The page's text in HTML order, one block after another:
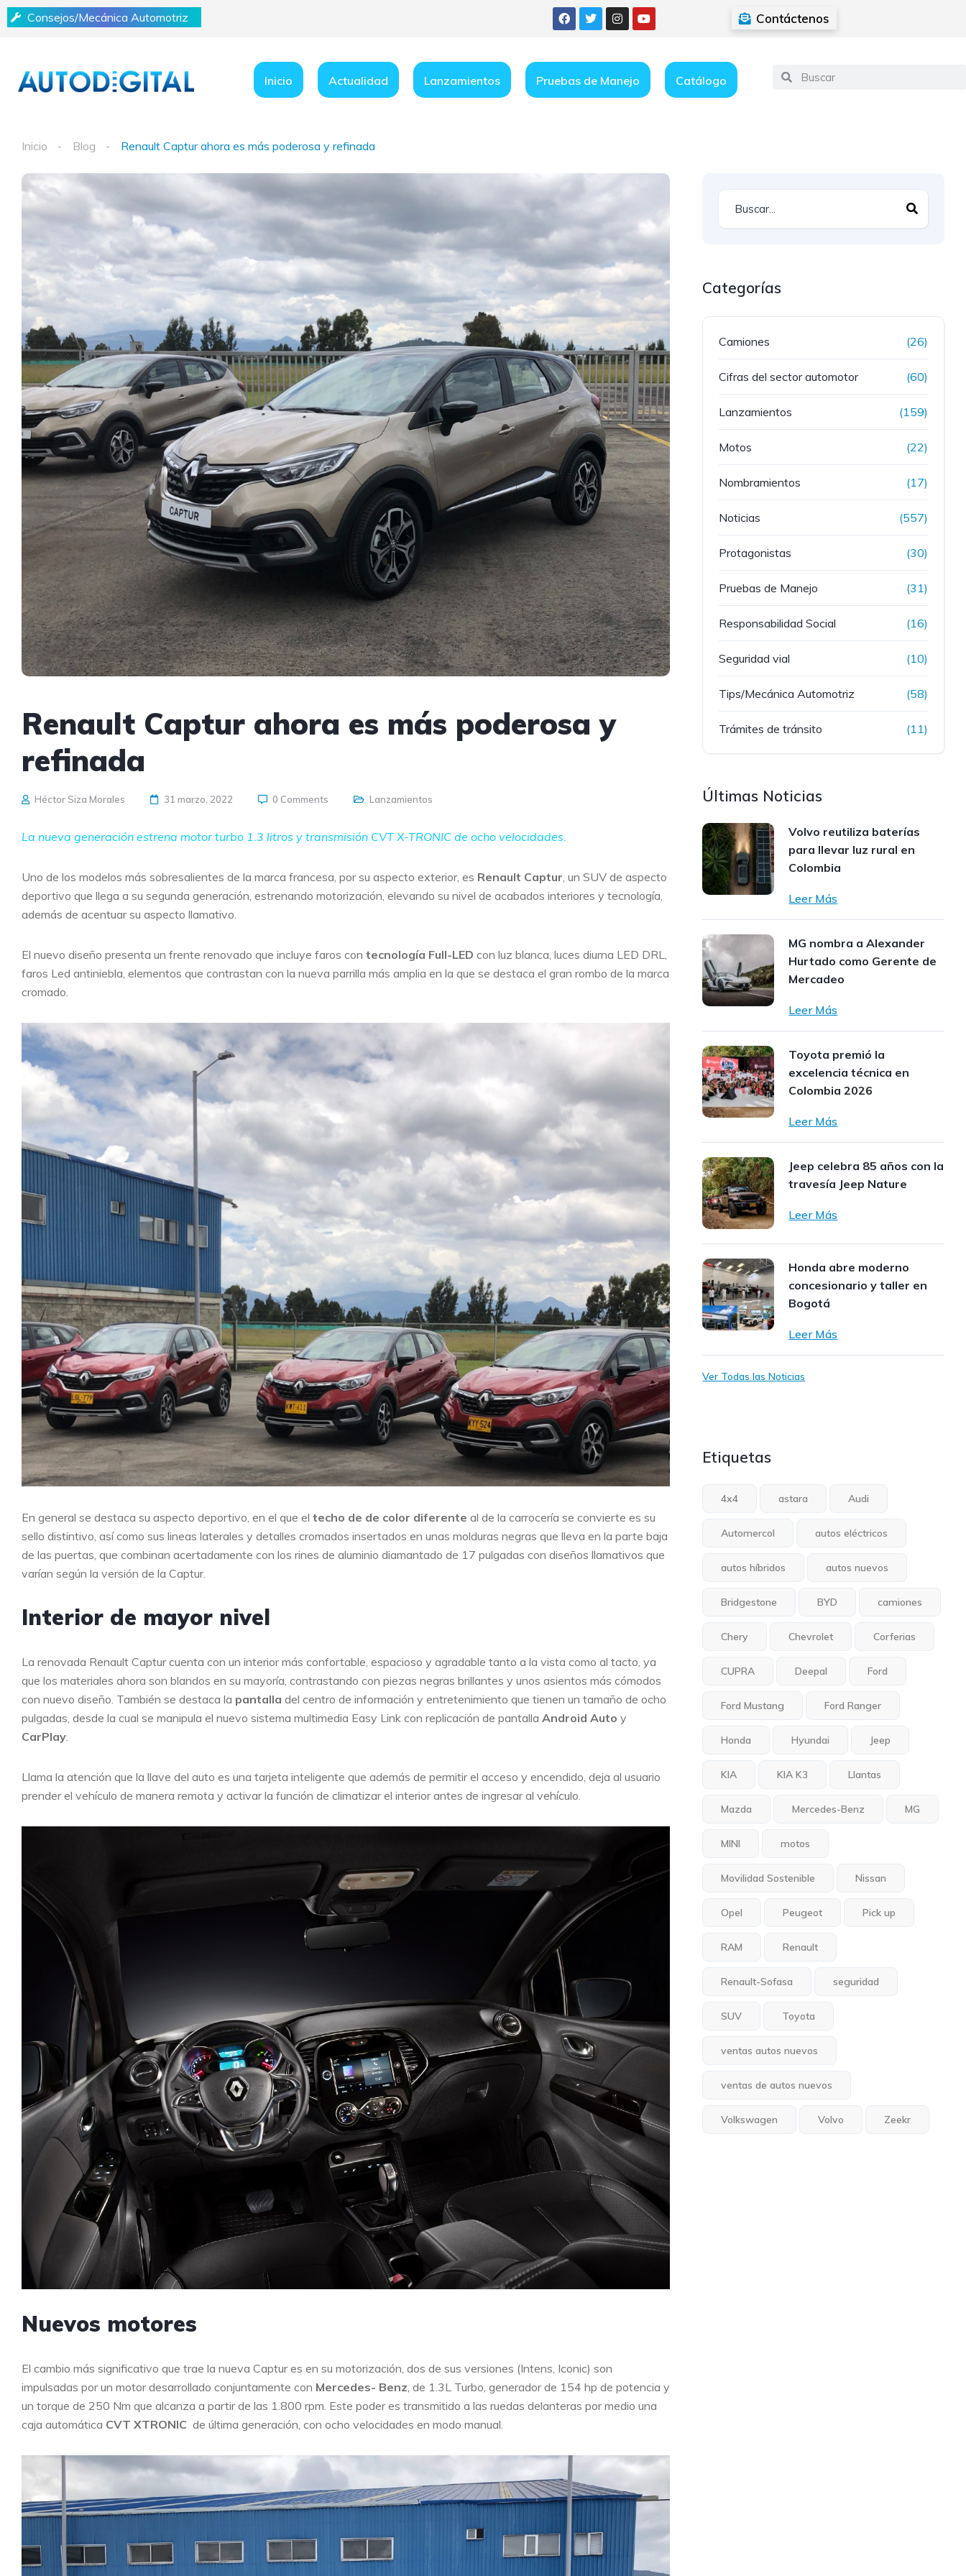
Consejos/Mecánica Automotriz Contáctenos
Inicio Actualidad Lanzamientos Pruebas de Manejo Catálogo
Inicio Blog Renault Captur ahora es más poderosa y refinada
Renault Captur ahora es más poderosa y
refinada
Héctor Siza Morales 31 marzo, 2022 0 Comments Lanzamientos
La nueva generación estrena motor turbo 1.3 litros y transmisión CVT X-TRONIC de ocho velocidades.
Uno de los modelos más sobresalientes de la marca francesa, por su aspecto exterior, es Renault Captur, un SUV de aspecto
deportivo que llega a su segunda generación, estrenando motorización, elevando su nivel de acabados interiores y tecnología,
además de acentuar su aspecto llamativo.
El nuevo diseño presenta un frente renovado que incluye faros con tecnología Full-LED con luz blanca, luces diurna LED DRL,
faros Led antiniebla, elementos que contrastan con la nueva parrilla más amplia en la que se destaca el gran rombo de la marca
cromado.
En general se destaca su aspecto deportivo, en el que el techo de de color diferente al de la carrocería se convierte es su
sello distintivo, así como sus lineas laterales y detalles cromados insertados en unas molduras negras que lleva en la parte baja
de las puertas, que combinan acertadamente con los rines de aluminio diamantado de 17 pulgadas con diseños llamativos que
varían según la versión de la Captur.
Interior de mayor nivel
La renovada Renault Captur cuenta con un interior más confortable, espacioso y agradable tanto a la vista como al tacto, ya
que los materiales ahora son blandos en su mayoría, contrastando con piezas negras brillantes y unos asientos más cómodos
con nuevo diseño. También se destaca la pantalla del centro de información y entretenimiento que tienen un tamaño de ocho
pulgadas, desde la cual se manipula el nuevo sistema multimedia Easy Link con replicación de pantalla Android Auto y
CarPlay
Llama la atención que la llave del auto es una tarjeta inteligente que además de permitir el acceso y encendido, deja al usuario
prender el vehículo de manera remota y activar la función de climatizar el interior antes de ingresar al vehículo.
Nuevos motores
El cambio más significativo que trae la nueva Captur es en su motorización, dos de sus versiones (Intens, Iconic) son
impulsadas por un motor desarrollado conjuntamente con Mercedes- Benz, de 1.3L Turbo, generador de 154 hp de potencia y
un torque de 250 Nm que alcanza a partir de las 1.800 rpm. Este poder es transmitido a las ruedas delanteras por medio una
caja automática CVT XTRONIC de última generación, con ocho velocidades en modo manual.
Categorías
Camiones (26)
Cifras del sector automotor (60)
Lanzamientos (159)
Motos (22)
Nombramientos (17)
Noticias (557)
Protagonistas (30)
Pruebas de Manejo (31)
Responsabilidad Social (16)
Seguridad vial (10)
Tips/Mecánica Automotriz (58)
Trámites de tránsito (11)
Últimas Noticias
Volvo reutiliza baterías
para llevar luz rural en
Colombia
Leer Más
MG nombra a Alexander
Hurtado como Gerente de
Mercadeo
Leer Más
Toyota premió la
excelencia técnica en
Colombia 2026
Leer Más
Jeep celebra 85 años con la
travesía Jeep Nature
Leer Más
Honda abre moderno
concesionario y taller en
Bogotá
Leer Más
Ver Todas las Noticias
Etiquetas
4x4 astara Audi
Automercol autos eléctricos
autos híbridos autos nuevos
Bridgestone BYD camiones
Chery Chevrolet Corferias
CUPRA Deepal Ford
Ford Mustang Ford Ranger
Honda Hyundai Jeep
KIA KIA K3 Llantas
Mazda Mercedes-Benz MG
MINI motos
Movilidad Sostenible Nissan
Opel Peugeot Pick up
RAM Renault
Renault-Sofasa seguridad
SUV Toyota
ventas autos nuevos
ventas de autos nuevos
Volkswagen Volvo Zeekr